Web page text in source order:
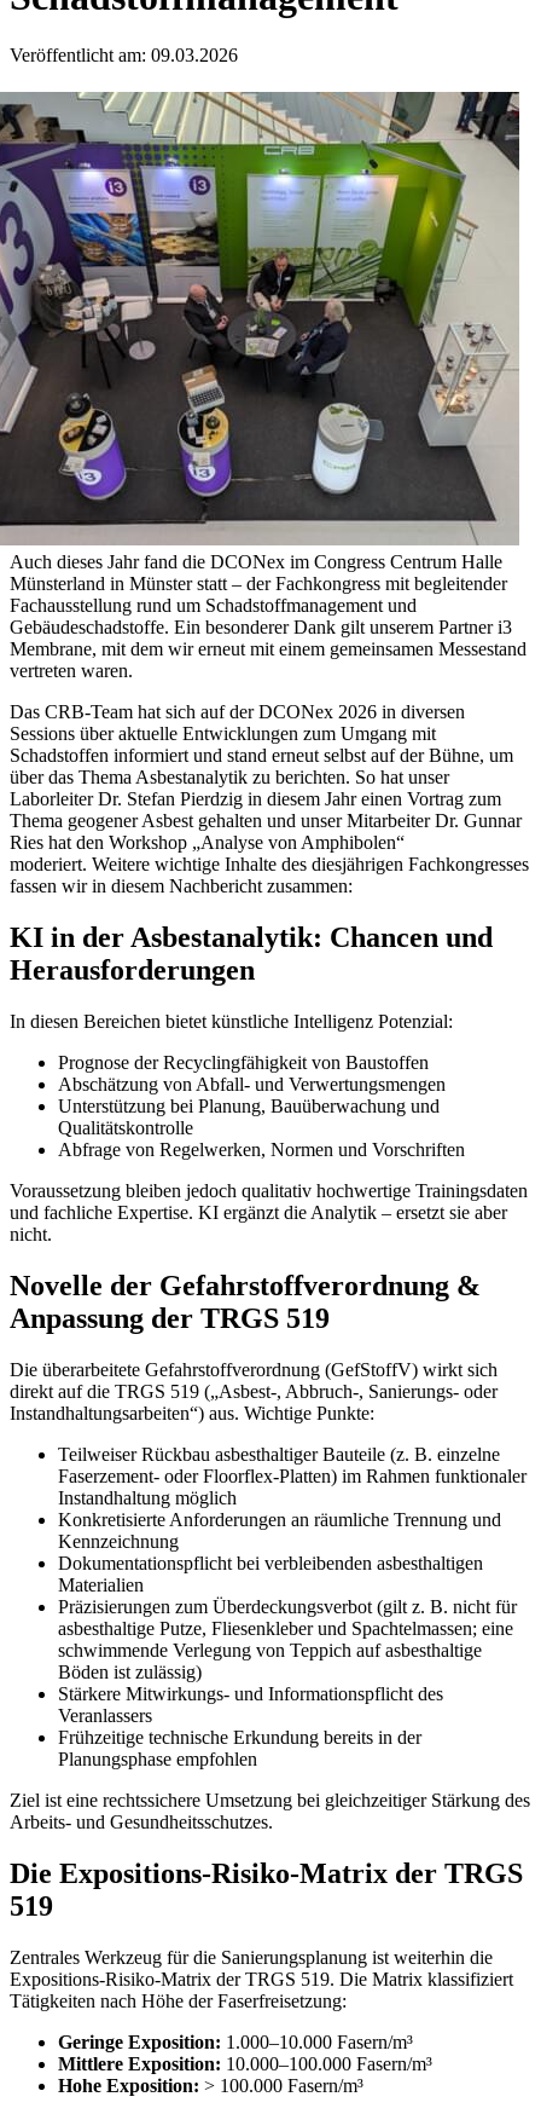
Veröffentlicht am: 09.03.2026
Auch dieses Jahr fand die DCONex im Congress Centrum Halle
Münsterland in Münster statt – der Fachkongress mit begleitender
Fachausstellung rund um Schadstoffmanagement und
Gebäudeschadstoffe. Ein besonderer Dank gilt unserem Partner i3
Membrane, mit dem wir erneut mit einem gemeinsamen Messestand
vertreten waren.
Das CRB-Team hat sich auf der DCONex 2026 in diversen
Sessions über aktuelle Entwicklungen zum Umgang mit
Schadstoffen informiert und stand erneut selbst auf der Bühne, um
über das Thema Asbestanalytik zu berichten. So hat unser
Laborleiter Dr. Stefan Pierdzig in diesem Jahr einen Vortrag zum
Thema geogener Asbest gehalten und unser Mitarbeiter Dr. Gunnar
Ries hat den Workshop „Analyse von Amphibolen“
moderiert. Weitere wichtige Inhalte des diesjährigen Fachkongresses
fassen wir in diesem Nachbericht zusammen:
KI in der Asbestanalytik: Chancen und
Herausforderungen
In diesen Bereichen bietet künstliche Intelligenz Potenzial:
Prognose der Recyclingfähigkeit von Baustoffen
Abschätzung von Abfall- und Verwertungsmengen
Unterstützung bei Planung, Bauüberwachung und
Qualitätskontrolle
Abfrage von Regelwerken, Normen und Vorschriften
Voraussetzung bleiben jedoch qualitativ hochwertige Trainingsdaten
und fachliche Expertise. KI ergänzt die Analytik – ersetzt sie aber
nicht.
Novelle der Gefahrstoffverordnung &
Anpassung der TRGS 519
Die überarbeitete Gefahrstoffverordnung (GefStoffV) wirkt sich
direkt auf die TRGS 519 („Asbest-, Abbruch-, Sanierungs- oder
Instandhaltungsarbeiten“) aus. Wichtige Punkte:
Teilweiser Rückbau asbesthaltiger Bauteile (z. B. einzelne
Faserzement- oder Floorflex-Platten) im Rahmen funktionaler
Instandhaltung möglich
Konkretisierte Anforderungen an räumliche Trennung und
Kennzeichnung
Dokumentationspflicht bei verbleibenden asbesthaltigen
Materialien
Präzisierungen zum Überdeckungsverbot (gilt z. B. nicht für
asbesthaltige Putze, Fliesenkleber und Spachtelmassen; eine
schwimmende Verlegung von Teppich auf asbesthaltige
Böden ist zulässig)
Stärkere Mitwirkungs- und Informationspflicht des
Veranlassers
Frühzeitige technische Erkundung bereits in der
Planungsphase empfohlen
Ziel ist eine rechtssichere Umsetzung bei gleichzeitiger Stärkung des
Arbeits- und Gesundheitsschutzes.
Die Expositions-Risiko-Matrix der TRGS
519
Zentrales Werkzeug für die Sanierungsplanung ist weiterhin die
Expositions-Risiko-Matrix der TRGS 519. Die Matrix klassifiziert
Tätigkeiten nach Höhe der Faserfreisetzung:
Geringe Exposition: 1.000–10.000 Fasern/m³
Mittlere Exposition: 10.000–100.000 Fasern/m³
Hohe Exposition: > 100.000 Fasern/m³